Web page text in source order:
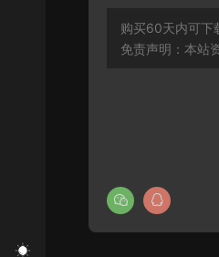
购买60天内可下
免责声明：本站